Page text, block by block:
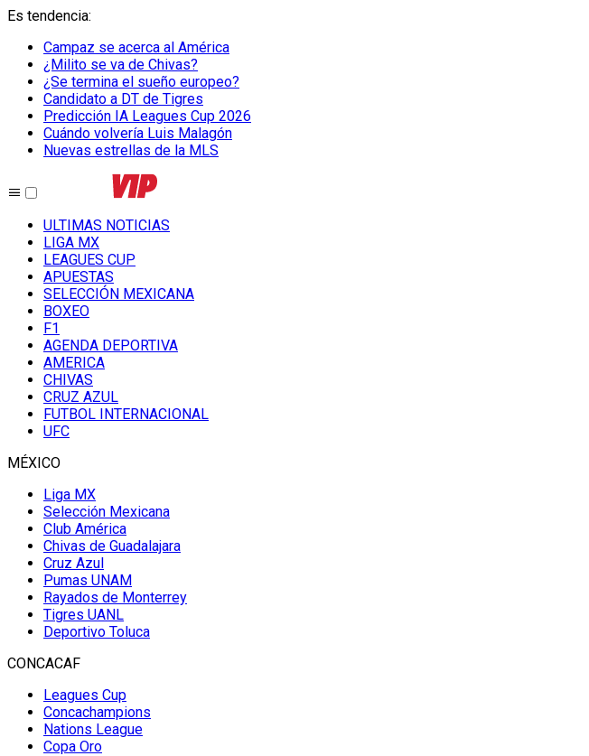
Es tendencia:
Campaz se acerca al América
¿Milito se va de Chivas?
¿Se termina el sueño europeo?
Candidato a DT de Tigres
Predicción IA Leagues Cup 2026
Cuándo volvería Luis Malagón
Nuevas estrellas de la MLS
ULTIMAS NOTICIAS
LIGA MX
LEAGUES CUP
APUESTAS
SELECCIÓN MEXICANA
BOXEO
F1
AGENDA DEPORTIVA
AMERICA
CHIVAS
CRUZ AZUL
FUTBOL INTERNACIONAL
UFC
MÉXICO
Liga MX
Selección Mexicana
Club América
Chivas de Guadalajara
Cruz Azul
Pumas UNAM
Rayados de Monterrey
Tigres UANL
Deportivo Toluca
CONCACAF
Leagues Cup
Concachampions
Nations League
Copa Oro